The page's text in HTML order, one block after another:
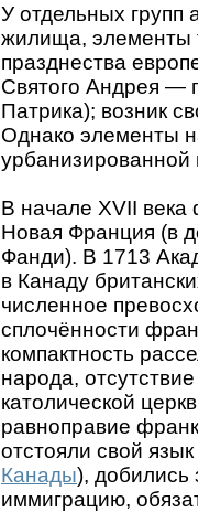
У отдельных групп
жилища, элементы
празднества
Святого Андрея —
Патрика); возник
Однако элементы
урбанизированной
В начале XVII
Новая Франция (в
Фанди). В 1713
в Канаду
численное
сплочённости
компактность
народа,
католической
равноправие
отстояли свой
Канады), добились
иммиграцию,